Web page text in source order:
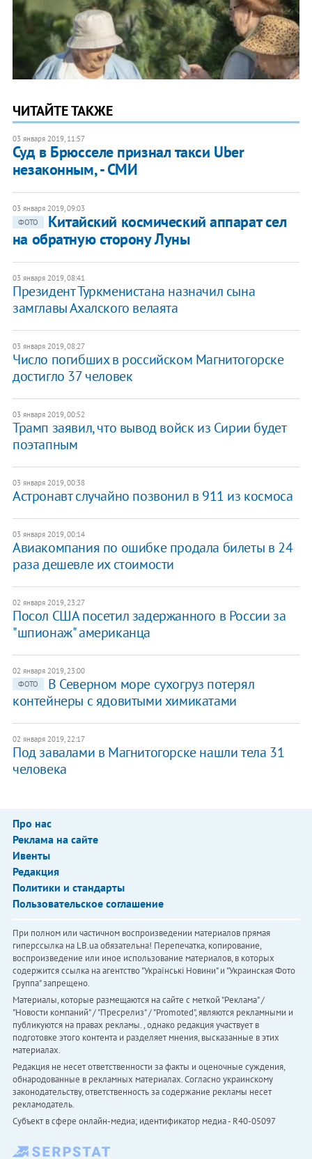
ЧИТАЙТЕ ТАКЖЕ
03 января 2019, 11:57
Суд в Брюсселе признал такси Uber
незаконным, - СМИ
03 января 2019, 09:03
ФОТО
​Китайский космический аппарат сел
на обратную сторону Луны
03 января 2019, 08:41
Президент Туркменистана назначил сына
замглавы Ахалского велаята
03 января 2019, 08:27
Число погибших в российском Магнитогорске
достигло 37 человек
03 января 2019, 00:52
Трамп заявил, что вывод войск из Сирии будет
поэтапным
03 января 2019, 00:38
Астронавт случайно позвонил в 911 из космоса
03 января 2019, 00:14
Авиакомпания по ошибке продала билеты в 24
раза дешевле их стоимости
02 января 2019, 23:27
Посол США посетил задержанного в России за
"шпионаж" американца
02 января 2019, 23:00
ФОТО
В Северном море сухогруз потерял
контейнеры с ядовитыми химикатами
02 января 2019, 22:17
Под завалами в Магнитогорске нашли тела 31
человека
Про нас
Реклама на сайте
Ивенты
Редакция
Политики и стандарты
Пользовательское соглашение
При полном или частичном воспроизведении материалов прямая
гиперссылка на LB.ua обязательна! Перепечатка, копирование,
воспроизведение или иное использование материалов, в которых
содержится ссылка на агентство "Українськi Новини" и "Украинская Фото
Группа" запрещено.
Материалы, которые размещаются на сайте с меткой "Реклама" /
"Новости компаний" / "Пресрелиз" / "Promoted", являются рекламными и
публикуются на правах рекламы. , однако редакция участвует в
подготовке этого контента и разделяет мнения, высказанные в этих
материалах.
Редакция не несет ответственности за факты и оценочные суждения,
обнародованные в рекламных материалах. Согласно украинскому
законодательству, ответственность за содержание рекламы несет
рекламодатель.
Субъект в сфере онлайн-медиа; идентификатор медиа - R40-05097